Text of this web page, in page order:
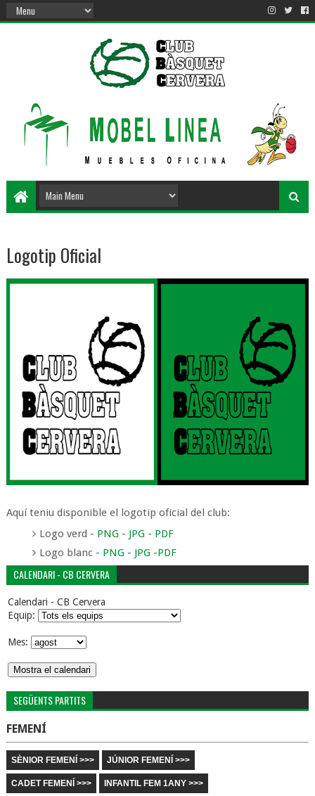
Logotip Oficial
Aquí teniu disponible el logotip oficial del club:
Logo verd - PNG - JPG - PDF
Logo blanc - PNG - JPG -PDF
CALENDARI - CB CERVERA
Calendari - CB Cervera
Equip:
Mes:
SEGÜENTS PARTITS
FEMENÍ
SÈNIOR FEMENÍ >>> JÚNIOR FEMENÍ >>>
CADET FEMENÍ >>> INFANTIL FEM 1ANY >>>